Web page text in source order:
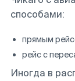
способами:
прямым
рейс с
Иногда в